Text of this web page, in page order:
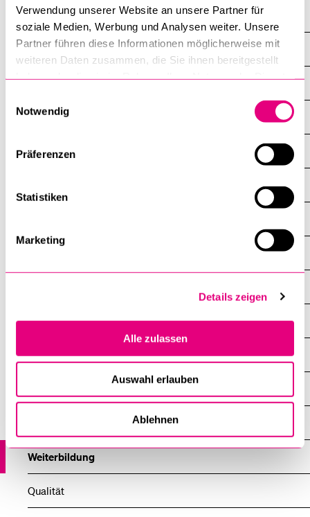
Verwendung unserer Website an unsere Partner für
soziale Medien, Werbung und Analysen weiter. Unsere
Partner führen diese Informationen möglicherweise mit
weiteren Daten zusammen, die Sie ihnen bereitgestellt
Notwendig
Präferenzen
Statistiken
Marketing
Details zeigen
Alle zulassen
Auswahl erlauben
Ablehnen
Forschungs­informations-System FIS
Graduate Academy
Grants Office
Hochschulsport
Informatikdienste
Rechtsdienst
Studiendienste
Universitäts­kommunikation
Weiterbildung
Qualität